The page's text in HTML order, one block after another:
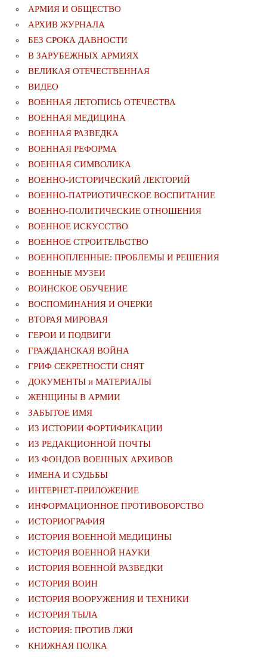
АРМИЯ И ОБЩЕСТВО
АРХИВ ЖУРНАЛА
БЕЗ СРОКА ДАВНОСТИ
В ЗАРУБЕЖНЫХ АРМИЯХ
ВЕЛИКАЯ ОТЕЧЕСТВЕННАЯ
ВИДЕО
ВОЕННАЯ ЛЕТОПИСЬ ОТЕЧЕСТВА
ВОЕННАЯ МЕДИЦИНА
ВОЕННАЯ РАЗВЕДКА
ВОЕННАЯ РЕФОРМА
ВОЕННАЯ СИМВОЛИКА
ВОЕННО-ИСТОРИЧЕСКИЙ ЛЕКТОРИЙ
ВОЕННО-ПАТРИОТИЧЕСКОЕ ВОСПИТАНИЕ
ВОЕННО-ПОЛИТИЧЕСКИE ОТНОШЕНИЯ
ВОЕННОЕ ИСКУССТВО
ВОЕННОЕ СТРОИТЕЛЬСТВО
ВОЕННОПЛЕННЫЕ: ПРОБЛЕМЫ И РЕШЕНИЯ
ВОЕННЫЕ МУЗЕИ
ВОИНСКОЕ ОБУЧЕНИЕ
ВОСПОМИНАНИЯ И ОЧЕРКИ
ВТОРАЯ МИРОВАЯ
ГЕРОИ И ПОДВИГИ
ГРАЖДАНСКАЯ ВОЙНА
ГРИФ СЕКРЕТНОСТИ СНЯТ
ДОКУМЕНТЫ и МАТЕРИАЛЫ
ЖЕНЩИНЫ В АРМИИ
ЗАБЫТОЕ ИМЯ
ИЗ ИСТОРИИ ФОРТИФИКАЦИИ
ИЗ РЕДАКЦИОННОЙ ПОЧТЫ
ИЗ ФОНДОВ ВОЕННЫХ АРХИВОВ
ИМЕНА И СУДЬБЫ
ИНТЕРНЕТ-ПРИЛОЖЕНИЕ
ИНФОРМАЦИОННОЕ ПРОТИВОБОРСТВО
ИСТОРИОГРАФИЯ
ИСТОРИЯ ВОЕННОЙ МЕДИЦИНЫ
ИСТОРИЯ ВОЕННОЙ НАУКИ
ИСТОРИЯ ВОЕННОЙ РАЗВЕДКИ
ИСТОРИЯ ВОИН
ИСТОРИЯ ВООРУЖЕНИЯ И ТЕХНИКИ
ИСТОРИЯ ТЫЛА
ИСТОРИЯ: ПРОТИВ ЛЖИ
КНИЖНАЯ ПОЛКА